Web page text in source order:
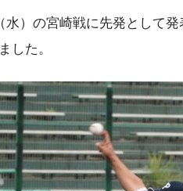
水）の宮崎戦に先発として
した。